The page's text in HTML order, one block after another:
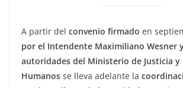
A partir del convenio firmado en
por el Intendente Maximiliano Wesner
autoridades del Ministerio de Justicia y
Humanos se lleva adelante la